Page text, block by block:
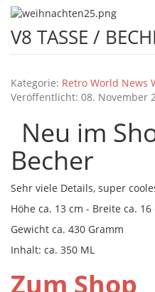
V8 TASSE /
Details
Kategorie: Retro World News
Veröffentlicht: 08. November
Neu im
Becher
Sehr viele Details, super
Höhe ca. 13 cm - Breite ca.
Gewicht ca. 430 Gramm
Inhalt: ca. 350 ML
Zum Shop